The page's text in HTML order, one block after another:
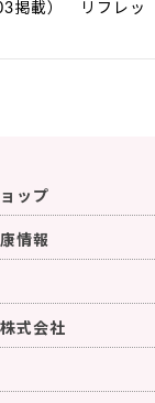
掲載） リフレッ
ップ
情報
式会社